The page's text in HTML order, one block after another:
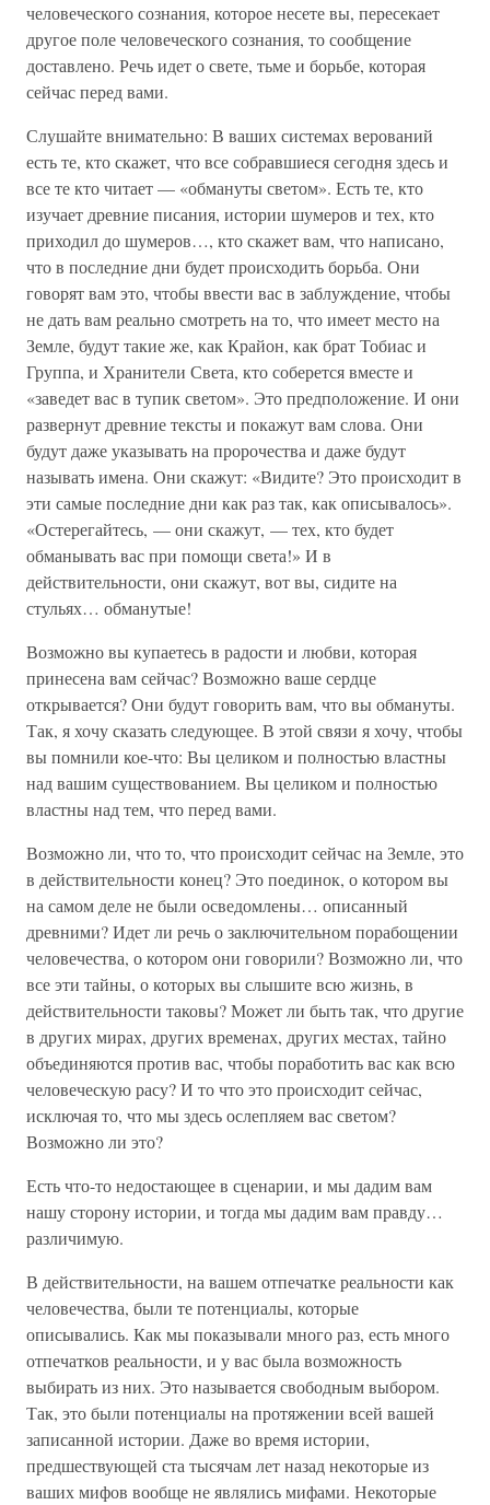
человеческого сознания, которое несете вы, пересекает
другое поле человеческого сознания, то сообщение
доставлено. Речь идет о свете, тьме и борьбе, которая
сейчас перед вами.
Слушайте внимательно: В ваших системах верований
есть те, кто скажет, что все собравшиеся сегодня здесь и
все те кто читает — «обмануты светом». Есть те, кто
изучает древние писания, истории шумеров и тех, кто
приходил до шумеров…, кто скажет вам, что написано,
что в последние дни будет происходить борьба. Они
говорят вам это, чтобы ввести вас в заблуждение, чтобы
не дать вам реально смотреть на то, что имеет место на
Земле, будут такие же, как Крайон, как брат Тобиас и
Группа, и Хранители Света, кто соберется вместе и
«заведет вас в тупик светом». Это предположение. И они
развернут древние тексты и покажут вам слова. Они
будут даже указывать на пророчества и даже будут
называть имена. Они скажут: «Видите? Это происходит в
эти самые последние дни как раз так, как описывалось».
«Остерегайтесь, — они скажут, — тех, кто будет
обманывать вас при помощи света!» И в
действительности, они скажут, вот вы, сидите на
стульях… обманутые!
Возможно вы купаетесь в радости и любви, которая
принесена вам сейчас? Возможно ваше сердце
открывается? Они будут говорить вам, что вы обмануты.
Так, я хочу сказать следующее. В этой связи я хочу, чтобы
вы помнили кое-что: Вы целиком и полностью властны
над вашим существованием. Вы целиком и полностью
властны над тем, что перед вами.
Возможно ли, что то, что происходит сейчас на Земле, это
в действительности конец? Это поединок, о котором вы
на самом деле не были осведомлены… описанный
древними? Идет ли речь о заключительном порабощении
человечества, о котором они говорили? Возможно ли, что
все эти тайны, о которых вы слышите всю жизнь, в
действительности таковы? Может ли быть так, что другие
в других мирах, других временах, других местах, тайно
объединяются против вас, чтобы поработить вас как всю
человеческую расу? И то что это происходит сейчас,
исключая то, что мы здесь ослепляем вас светом?
Возможно ли это?
Есть что-то недостающее в сценарии, и мы дадим вам
нашу сторону истории, и тогда мы дадим вам правду…
различимую.
В действительности, на вашем отпечатке реальности как
человечества, были те потенциалы, которые
описывались. Как мы показывали много раз, есть много
отпечатков реальности, и у вас была возможность
выбирать из них. Это называется свободным выбором.
Так, это были потенциалы на протяжении всей вашей
записанной истории. Даже во время истории,
предшествующей ста тысячам лет назад некоторые из
ваших мифов вообще не являлись мифами. Некоторые